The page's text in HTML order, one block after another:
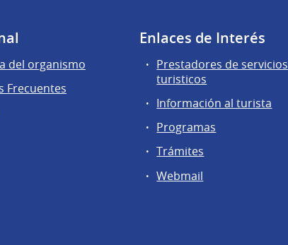
del organismo
Frecuentes
Enlaces de Interés
Prestadores de servicios
turisticos
Información al turista
Programas
Trámites
Webmail